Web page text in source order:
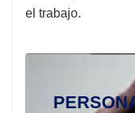
el trabajo.